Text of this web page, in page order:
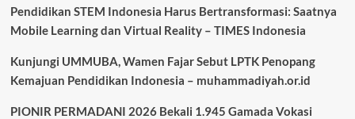
Pendidikan STEM Indonesia Harus Bertransformasi: Saatnya
Mobile Learning dan Virtual Reality – TIMES Indonesia
Kunjungi UMMUBA, Wamen Fajar Sebut LPTK Penopang
Kemajuan Pendidikan Indonesia – muhammadiyah.or.id
PIONIR PERMADANI 2026 Bekali 1.945 Gamada Vokasi